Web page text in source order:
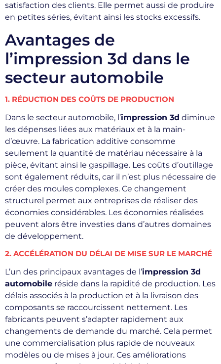
satisfaction des clients. Elle permet aussi de produire
en petites séries, évitant ainsi les stocks excessifs.
Avantages de
l’impression 3d dans le
secteur automobile
1. RÉDUCTION DES COÛTS DE PRODUCTION
Dans le secteur automobile, l’impression 3d diminue
les dépenses liées aux matériaux et à la main-
d’œuvre. La fabrication additive consomme
seulement la quantité de matériau nécessaire à la
pièce, évitant ainsi le gaspillage. Les coûts d’outillage
sont également réduits, car il n’est plus nécessaire de
créer des moules complexes. Ce changement
structurel permet aux entreprises de réaliser des
économies considérables. Les économies réalisées
peuvent alors être investies dans d’autres domaines
de développement.
2. ACCÉLÉRATION DU DÉLAI DE MISE SUR LE MARCHÉ
L’un des principaux avantages de l’impression 3d
automobile réside dans la rapidité de production. Les
délais associés à la production et à la livraison des
composants se raccourcissent nettement. Les
fabricants peuvent s’adapter rapidement aux
changements de demande du marché. Cela permet
une commercialisation plus rapide de nouveaux
modèles ou de mises à jour. Ces améliorations